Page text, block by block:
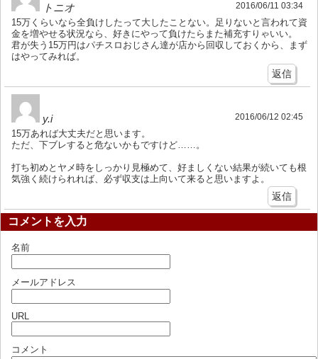
トニオ 2016/06/11 03:34
15万くらいなら全負けしたって大したことない。足りないと言われて資
金を増やせる状況なら、好きにやって負けたらまた補充すりゃいい。
君が失う15万円はパチスロおじさん達が店から回収しておくから、まず
はやってみれば。
返信
y.i 2016/06/12 02:45
15万あれば大丈夫だと思います。
ただ、下ブレすると危ないかもですけど……。
打ち初めとヤメ時をしっかり見極めて、好ましくない結果が続いても根
気強く続けられれば、必ず収支は上向いて来ると思いますよ。
返信
コメントを入力
名前
メールアドレス
URL
コメント